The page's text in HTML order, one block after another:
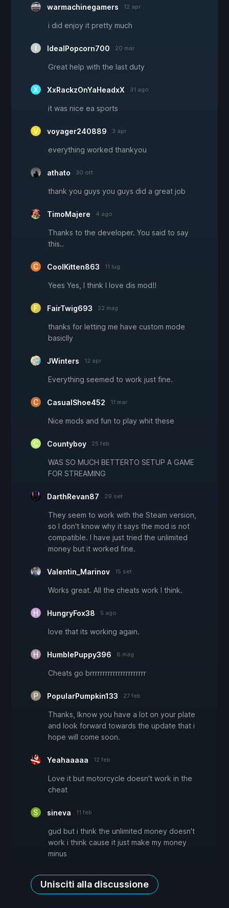
warmachinegamers 12 apr
i did enjoy it pretty much
IdealPopcorn700 20 mar
Great help with the last duty
XxRackzOnYaHeadxX 31 ago
it was nice ea sports
voyager240889 3 apr
everything worked thankyou
athato 30 ott
thank you guys you guys did a great job
TimoMajere 4 ago
Thanks to the developer. You said to say
this..
CoolKitten863 11 lug
Yees Yes, I think I love dis mod!!
FairTwig693 22 mag
thanks for letting me have custom mode
basiclly
JWinters 12 apr
Everything seemed to work just fine.
CasualShoe452 11 mar
Nice mods and fun to play whit these
Countyboy 25 feb
WAS SO MUCH BETTERTO SETUP A GAME
FOR STREAMING
DarthRevan87 29 set
They seem to work with the Steam version,
so I don't know why it says the mod is not
compatible. I have just tried the unlimited
money but it worked fine.
Valentin_Marinov 15 set
Works great. All the cheats work I think.
HungryFox38 5 ago
love that its working again.
HumblePuppy396 8 mag
Cheats go brrrrrrrrrrrrrrrrrrrrrr
PopularPumpkin133 27 feb
Thanks, Iknow you have a lot on your plate
and look forward towards the update that i
hope will come soon.
Yeahaaaaa 12 feb
Love it but motorcycle doesn't work in the
cheat
sineva 11 feb
gud but i think the unlimited money doesn't
work i think cause it just make my money
minus
Unisciti alla discussione